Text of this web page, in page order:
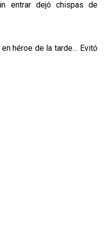
entrar dejó chispas de
héroe de la tarde… Evitó